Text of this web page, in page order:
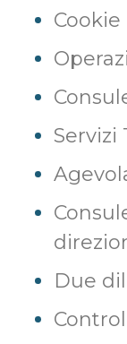
Cookie
Servizi
Due